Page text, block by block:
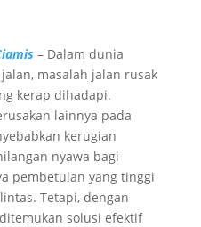
– Dalam dunia
masalah jalan rusak
kerap dihadapi.
lainnya pada
kerugian
nyawa bagi
pembetulan yang tinggi
Tetapi, dengan
solusi efektif